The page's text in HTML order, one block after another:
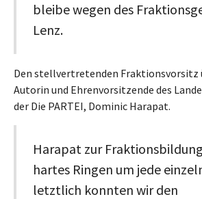
bleibe wegen des
Lenz.
Den stellvertretenden Fraktionsvorsitz
Autorin und Ehrenvorsitzende des
der Die PARTEI, Dominic Harapat.
Harapat zur
hartes Ringen um jede
letztlich konnten wir den